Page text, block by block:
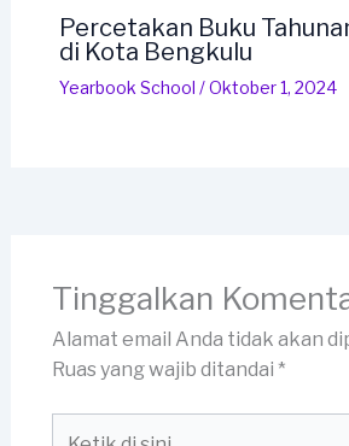
Percetakan Buku
di Kota Bengkulu
Yearbook School /Oktober 1, 2024
Tinggalkan
Alamat email Anda tidak akan
Ruas yang wajib ditandai *